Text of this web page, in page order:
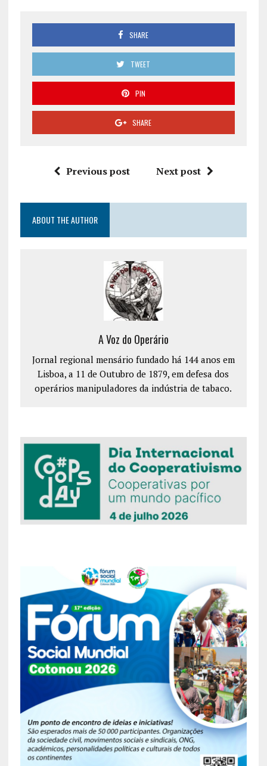
SHARE
TWEET
PIN
SHARE
Previous post Next post
ABOUT THE AUTHOR
A Voz do Operário
Jornal regional mensário fundado há 144 anos em
Lisboa, a 11 de Outubro de 1879, em defesa dos
operários manipuladores da indústria de tabaco.